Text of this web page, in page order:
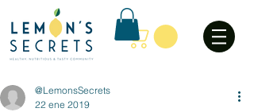
@LemonsSecrets
22 ene 2019